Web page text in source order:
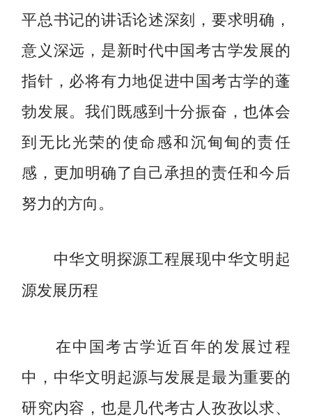
平总书记的讲话论述深刻，要求明确，
意义深远，是新时代中国考古学发展的
指针，必将有力地促进中国考古学的蓬
勃发展。我们既感到十分振奋，也体会
到无比光荣的使命感和沉甸甸的责任
感，更加明确了自己承担的责任和今后
努力的方向。
中华文明探源工程展现中华文明起
源发展历程
在中国考古学近百年的发展过程
中，中华文明起源与发展是最为重要的
研究内容，也是几代考古人孜孜以求、